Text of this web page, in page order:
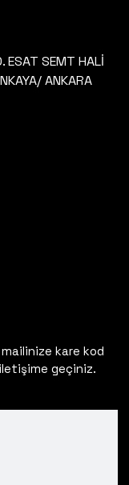
ESAT SEMT HALİ
ANKARA
kare kod
geçiniz.